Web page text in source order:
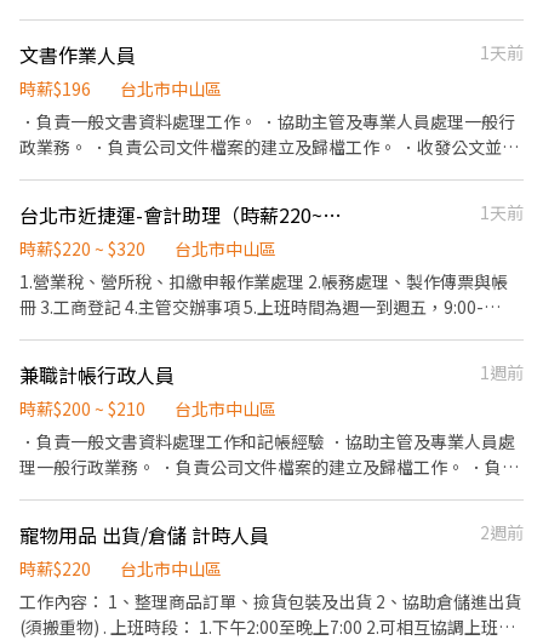
薪) ⚠️排班制(週一至週日)，一週排班5天⚠️ . .
✼••┈┈┈┈••✼••┈┈┈┈••✼ 蝦皮【智取店客服-早班
(8:30-17:30)】#長期 . 工作內容： 1. 回覆並解決買賣家於智取門市
所衍生之相關問題、引導系統操作並辨識系統異常情況，針對已回
件啟動調查流程，保障公司、部門、買家、賣家...等各方權益，主動
追蹤案件進度並妥善處理之。 4. 依據用戶諮詢案件資訊 (如：聯絡
務流程。 5. 有效處理蝦皮客服、退貨退款團隊、BD OPS 團隊等轉
介之客戶問題，確保問題能在時效內被解決，致力提升用戶服務體
驗。 6. 排班制工作，教育訓練期間為固定9am-6pm，結束後則下
線到所屬班別 . 職務說明： 1.此崗位需提供自我介紹錄音檔，最短一
定一到五9am-6pm 3.教育結束後則下線到所屬班別, 固定上班時間
無彈性 4.休息時間當天由組長依照進線量提供調整 5.最低學歷要求
為高中職畢業 . 計薪方式：35-42k 視工作經驗核薪 . 工作地點：台
北市信義區菸廠路88號9樓 . 工作時間： 週一～週日排班制，早班
(8:30-17:30) . . ✼••┈┈┈┈••✼••┈┈┈┈••✼ 蝦皮【智
取店客服-晚班B(14:30-23:30)】#長期 . 工作內容： 1. 回覆並解決買
賣家於智取門市所衍生之相關問題、引導系統操作並辨識系統異常
情況，針對已回報的系統問題進行追蹤與執行後續作業。 2. 了解賣
家、消費者的需求，提供產品/流程等反饋建議，跨部門協作及溝
後順序。 可以獨立一個人工作，也願意和團隊一起解決問題，不怕
活動產業快節奏的工作步調。 平常辦公室會放音樂，偶爾一起點下
午茶；忙的時候一起忙，完成一場活動後，也一起享受成就感。
文書作業人員
1天前
時薪$196
台北市中山區
．負責一般文書資料處理工作。 ．協助主管及專業人員處理一般行
政業務。 ．負責公司文件檔案的建立及歸檔工作。 ．收發公文並處
台北市近捷運-會計助理（時薪220~320）
1天前
時薪$220 ~ $320
台北市中山區
1.營業稅、營所稅、扣繳申報作業處理 2.帳務處理、製作傳票與帳
冊 3.工商登記 4.主管交辦事項 5.上班時間為週一到週五，9:00-
班文化、不打卡的團隊，真正重視你的生活品質。 全新裝潢辦公室
環境舒適，工作氛圍輕鬆專業，同事皆來自四大會計背景，充滿學
習與成長的能量。 現在團隊正在擴編，我們期待有志之士一起共創
高效、持續進步的卓越團隊。 薪資彈性，依你的學經歷往上談，努
經驗 加分條件： 有奇勝系統使用經驗者優先錄取
兼職計帳行政人員
1週前
時薪$200 ~ $210
台北市中山區
．負責一般文書資料處理工作和記帳經驗 ．協助主管及專業人員處
理一般行政業務。 ．負責公司文件檔案的建立及歸檔工作。 ．負責
負責辦公室環境與設備之整潔、維護。 ．其他主管交辦事項或部門
業務支援。
寵物用品 出貨/倉儲 計時人員
2週前
時薪$220
台北市中山區
工作內容： 1、整理商品訂單、撿貨包裝及出貨 2、協助倉儲進出貨
(須搬重物) . 上班時段： 1.下午2:00至晚上7:00 2.可相互協調上班時